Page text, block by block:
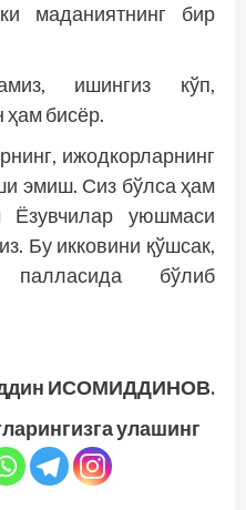
маданиятнинг бир
ишингиз кўп,
ҳам бисёр.
ижодкорларнинг
эмиш. Сиз бўлса ҳам
уюшмаси
Бу икковини қўшсак,
бўлиб
ИСОМИДДИНОВ.
улашинг